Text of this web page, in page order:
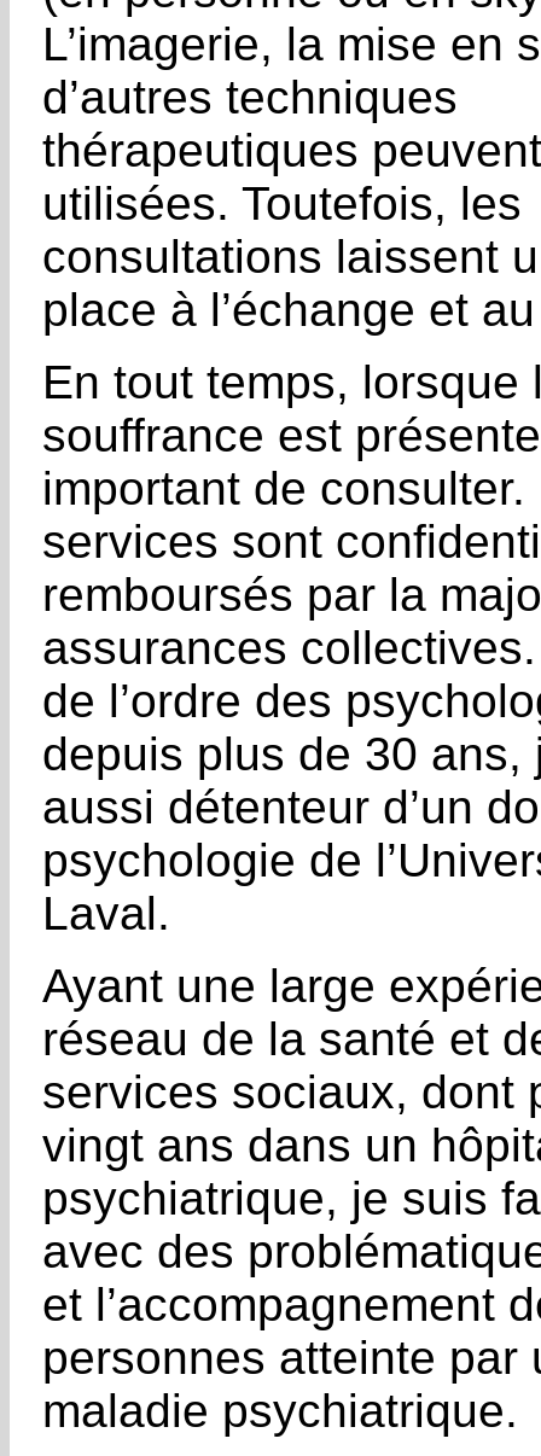
L’imagerie, la mise en
d’autres techniques
thérapeutiques
utilisées. Toutefois, les
consultations laissent
place à l’échange et
En tout temps, lorsque
souffrance est
important de consulter.
services sont
remboursés par la
assurances
de l’ordre des
depuis plus de 30 ans,
aussi détenteur d’un
psychologie de
Laval.
Ayant une large
réseau de la santé et
services sociaux, dont
vingt ans dans un
psychiatrique, je suis
avec des
et l’accompagnement
personnes atteinte par
maladie psychiatrique.